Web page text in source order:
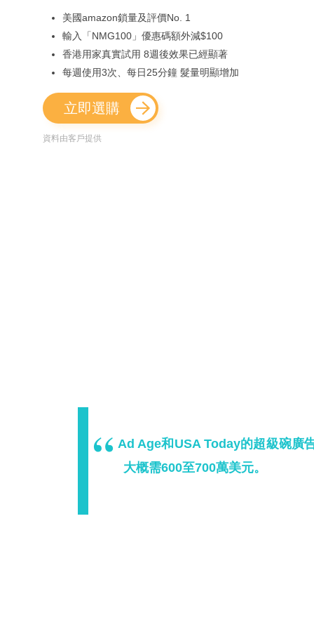
美國amazon鎖量及評價No. 1
輸入「NMG100」優惠碼額外減$100
香港用家真實試用 8週後效果已經顯著
每週使用3次、每日25分鐘 髮量明顯增加
立即選購
資料由客戶提供
Ad Age和USA Today的超級碗廣
大概需600至700萬美元。